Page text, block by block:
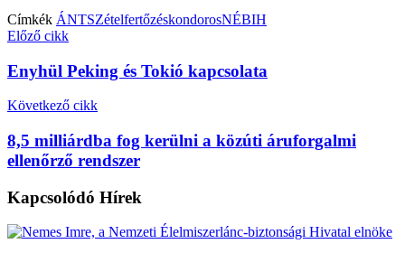
Címkék ÁNTSZételfertőzéskondorosNÉBIH
Előző cikk
Enyhül Peking és Tokió kapcsolata
Következő cikk
8,5 milliárdba fog kerülni a közúti áruforgalmi
ellenőrző rendszer
Kapcsolódó Hírek